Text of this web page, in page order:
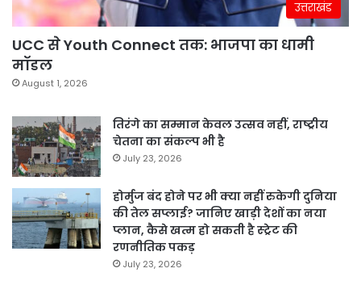
उत्तराखंड
UCC से Youth Connect तक: भाजपा का धामी
मॉडल
August 1, 2026
तिरंगे का सम्मान केवल उत्सव नहीं, राष्ट्रीय
चेतना का संकल्प भी है
July 23, 2026
होर्मुज बंद होने पर भी क्या नहीं रुकेगी दुनिया
की तेल सप्लाई? जानिए खाड़ी देशों का नया
प्लान, कैसे खत्म हो सकती है स्ट्रेट की
रणनीतिक पकड़
July 23, 2026